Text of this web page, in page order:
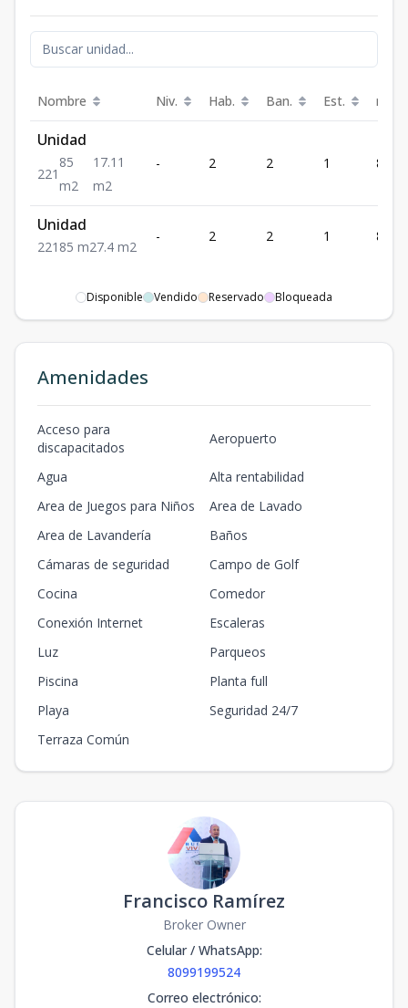
Nombre Niv. Hab. Ban. Est. m²
Unidad
221
85
m2
17.11
m2
- 2 2 1 85
Unidad
221 85 m27.4 m2
- 2 2 1 85
Disponible Vendido Reservado Bloqueada
Amenidades
Acceso para
discapacitados
Aeropuerto
Agua
Alta rentabilidad
Area de Juegos para Niños
Area de Lavado
Area de Lavandería
Baños
Cámaras de seguridad
Campo de Golf
Cocina
Comedor
Conexión Internet
Escaleras
Luz
Parqueos
Piscina
Planta full
Playa
Seguridad 24/7
Terraza Común
Francisco Ramírez
Broker Owner
Celular / WhatsApp:
8099199524
Correo electrónico: